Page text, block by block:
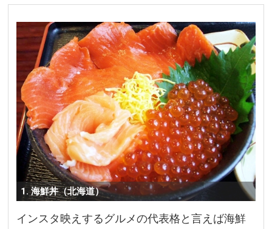
1. 海鮮丼（北海道）
インスタ映えするグルメの代表格と言えば海鮮